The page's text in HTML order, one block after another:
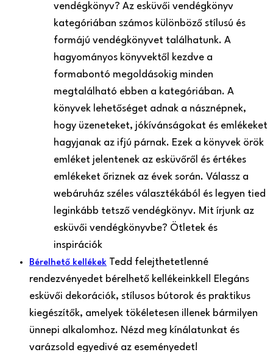
vendégkönyv? Az esküvői vendégkönyv
kategóriában számos különböző stílusú és
formájú vendégkönyvet találhatunk. A
hagyományos könyvektől kezdve a
formabontó megoldásokig minden
megtalálható ebben a kategóriában. A
könyvek lehetőséget adnak a násznépnek,
hogy üzeneteket, jókívánságokat és emlékeket
hagyjanak az ifjú párnak. Ezek a könyvek örök
emléket jelentenek az esküvőről és értékes
emlékeket őriznek az évek során. Válassz a
webáruház széles választékából és legyen tied
leginkább tetsző vendégkönyv. Mit írjunk az
esküvői vendégkönyvbe? Ötletek és
inspirációk
Bérelhető kellékek Tedd felejthetetlenné
rendezvényedet bérelhető kellékeinkkel! Elegáns
esküvői dekorációk, stílusos bútorok és praktikus
kiegészítők, amelyek tökéletesen illenek bármilyen
ünnepi alkalomhoz. Nézd meg kínálatunkat és
varázsold egyedivé az eseményedet!